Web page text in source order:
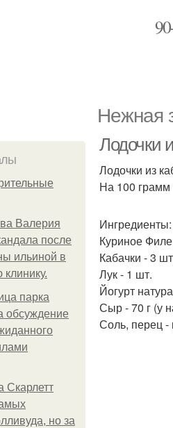
Нежная
Валерия
после
ильиной в
клинику.
парка
обсуждение
Скарлетт
но за
Лодочки
Лодочки из
На 100 грамм
Ингредиенты:
Куриное Филе
Кабачки - 3
Лук - 1 шт.
Йогурт
Сыр - 70 г (у
Соль, перец -